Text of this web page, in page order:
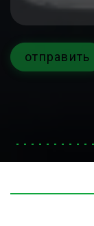
отправить